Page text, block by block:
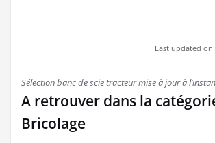
Last updated on
Sélection banc de scie tracteur mise à jour à
A retrouver dans la
Bricolage